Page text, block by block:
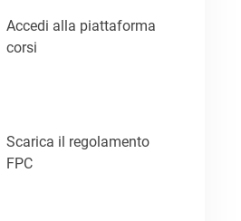
Accedi alla piattaforma
corsi
Scarica il regolamento
FPC